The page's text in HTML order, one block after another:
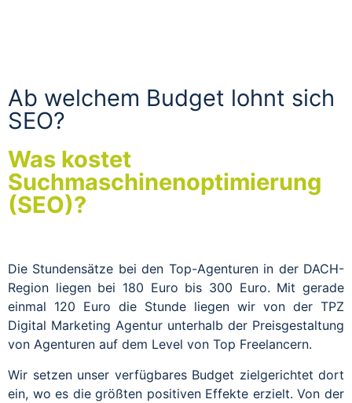
Ab welchem Budget lohnt sich
SEO?
Was kostet
Suchmaschinenoptimierung
(SEO)?
Die Stundensätze bei den Top-Agenturen in der DACH-
Region liegen bei 180 Euro bis 300 Euro. Mit gerade
einmal 120 Euro die Stunde liegen wir von der TPZ
Digital Marketing Agentur unterhalb der Preisgestaltung
von Agenturen auf dem Level von Top Freelancern.
Wir setzen unser verfügbares Budget zielgerichtet dort
ein, wo es die größten positiven Effekte erzielt. Von der